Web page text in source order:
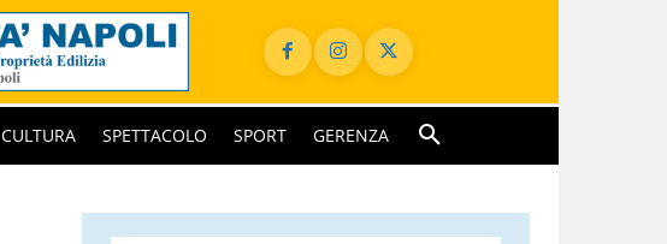
CULTURA SPETTACOLO SPORT GERENZA